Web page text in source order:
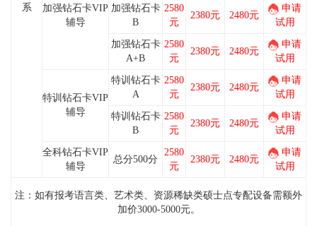
系
加强钻石卡VIP
辅导
加强钻石卡
B
2580
元
2380元 2480元
申请
试用
加强钻石卡
A+B
2580
元
2380元 2480元
申请
试用
特训钻石卡VIP
辅导
特训钻石卡
A
2580
元
2380元 2480元
申请
试用
特训钻石卡
B
2580
元
2380元 2480元
申请
试用
全科钻石卡VIP
辅导
总分500分
2580
元
2380元 2480元
申请
试用
注： 如有报考语言类、艺术类、资源稀缺类硕士点专配设备需额外
加价3000-5000元。